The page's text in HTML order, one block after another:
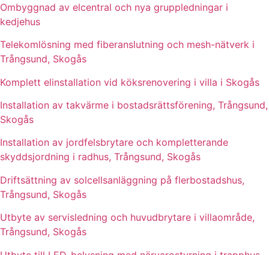
Ombyggnad av elcentral och nya gruppledningar i
kedjehus
Telekomlösning med fiberanslutning och mesh-nätverk i
Trångsund, Skogås
Komplett elinstallation vid köksrenovering i villa i Skogås
Installation av takvärme i bostadsrättsförening, Trångsund,
Skogås
Installation av jordfelsbrytare och kompletterande
skyddsjordning i radhus, Trångsund, Skogås
Driftsättning av solcellsanläggning på flerbostadshus,
Trångsund, Skogås
Utbyte av servisledning och huvudbrytare i villaområde,
Trångsund, Skogås